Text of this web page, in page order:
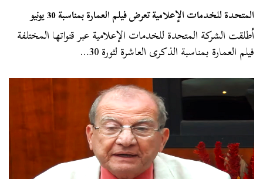
المتحدة للخدمات الإعلامية تعرض فيلم العمارة بمناسبة 30 يونيو
أطلقت الشركة المتحدة للخدمات الإعلامية عبر قنواتها المختلفة
فيلم العمارة بمناسبة الذكرى العاشرة لثورة 30…